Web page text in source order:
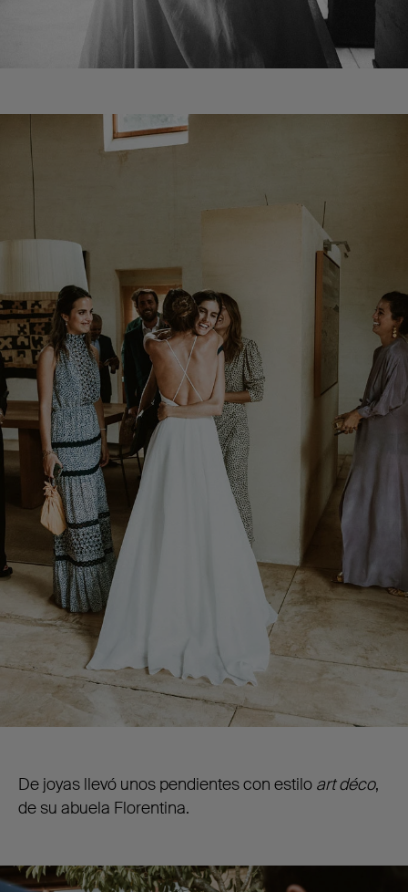
De joyas llevó unos pendientes con estilo art déco,
de su abuela Florentina.